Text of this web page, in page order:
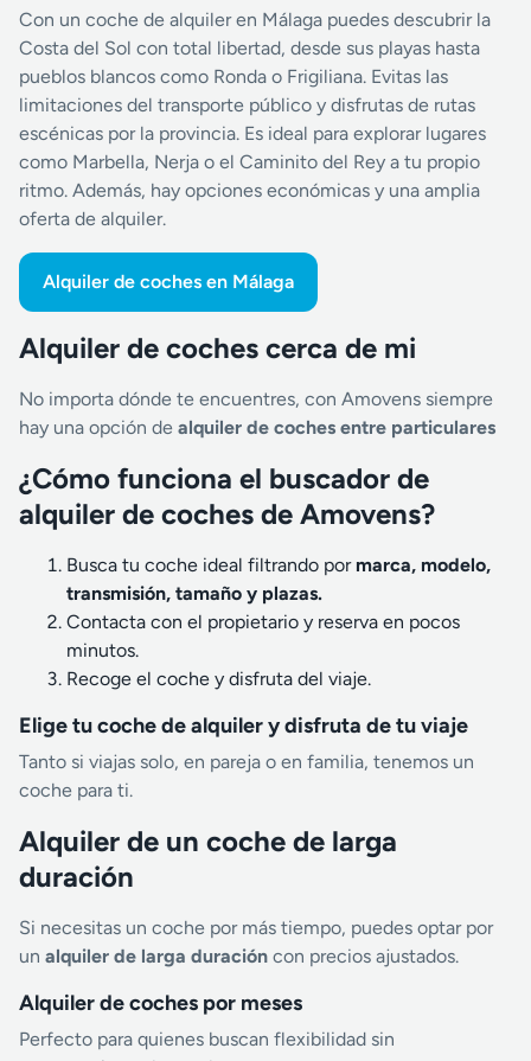
Con un coche de alquiler en Málaga puedes descubrir la
Costa del Sol con total libertad, desde sus playas hasta
pueblos blancos como Ronda o Frigiliana. Evitas las
limitaciones del transporte público y disfrutas de rutas
escénicas por la provincia. Es ideal para explorar lugares
como Marbella, Nerja o el Caminito del Rey a tu propio
ritmo. Además, hay opciones económicas y una amplia
oferta de alquiler.
Alquiler de coches en Málaga
Alquiler de coches cerca de mi
No importa dónde te encuentres, con Amovens siempre
hay una opción de alquiler de coches entre particulares
¿Cómo funciona el buscador de
alquiler de coches de Amovens?
Busca tu coche ideal filtrando por marca, modelo,
transmisión, tamaño y plazas.
Contacta con el propietario y reserva en pocos
minutos.
Recoge el coche y disfruta del viaje.
Elige tu coche de alquiler y disfruta de tu viaje
Tanto si viajas solo, en pareja o en familia, tenemos un
coche para ti.
Alquiler de un coche de larga
duración
Si necesitas un coche por más tiempo, puedes optar por
un alquiler de larga duración con precios ajustados.
Alquiler de coches por meses
Perfecto para quienes buscan flexibilidad sin